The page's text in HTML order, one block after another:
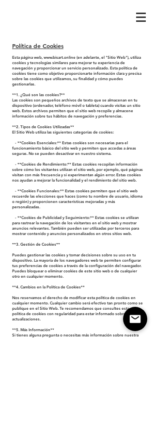
Política de Cookies
Esta página web, www.bisart.online (en adelante, el "Sitio Web"), utiliza
cookies y tecnologías similares para mejorar tu experiencia de
navegación y proporcionar un servicio personalizado. Esta política de
cookies tiene como objetivo proporcionarte información clara y precisa
sobre las cookies que utilizamos, su finalidad y cómo puedes
gestionarlas.
**1. ¿Qué son las cookies?**
Las cookies son pequeños archivos de texto que se almacenan en tu
dispositivo (ordenador, teléfono móvil o tableta) cuando visitas un sitio
web. Estos archivos permiten que el sitio web recopile y almacene
información sobre tus hábitos de navegación y preferencias.
**2. Tipos de Cookies Utilizadas**
El Sitio Web utiliza las siguientes categorías de cookies:
- **Cookies Esenciales:** Estas cookies son necesarias para el
funcionamiento básico del sitio web y permiten que accedas a áreas
seguras. No se pueden desactivar en nuestro sistema.
- **Cookies de Rendimiento:** Estas cookies recopilan información
sobre cómo los visitantes utilizan el sitio web, por ejemplo, qué páginas
visitan con más frecuencia y si experimentan algún error. Estas cookies
nos ayudan a mejorar la funcionalidad y el rendimiento del sitio web.
- **Cookies Funcionales:** Estas cookies permiten que el sitio web
recuerde las elecciones que haces (como tu nombre de usuario, idioma
o región) y proporcionen características mejoradas y más
personalizadas.
- **Cookies de Publicidad y Seguimiento:** Estas cookies se utilizan
para rastrear la navegación de los visitantes en el sitio web y mostrar
anuncios relevantes. También pueden ser utilizadas por terceros para
mostrar contenido y anuncios personalizados en otros sitios web.
**3. Gestión de Cookies**
Puedes gestionar las cookies y tomar decisiones sobre su uso en tu
dispositivo. La mayoría de los navegadores web te permiten configurar
tus preferencias de cookies a través de la configuración del navegador.
Puedes bloquear o eliminar cookies de este sitio web o de cualquier
otro en cualquier momento.
**4. Cambios en la Política de Cookies**
Nos reservamos el derecho de modificar esta política de cookies en
cualquier momento. Cualquier cambio será efectivo tan pronto como se
publique en el Sitio Web. Te recomendamos que consultes esta
política de cookies con regularidad para estar informado sobre las
actualizaciones.
**5. Más Información**
Si tienes alguna pregunta o necesitas más información sobre nuestra